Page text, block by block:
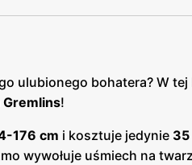
ulubionego bohatera? W
Gremlins!
176 cm i kosztuje jedynie 35
wywołuje uśmiech na